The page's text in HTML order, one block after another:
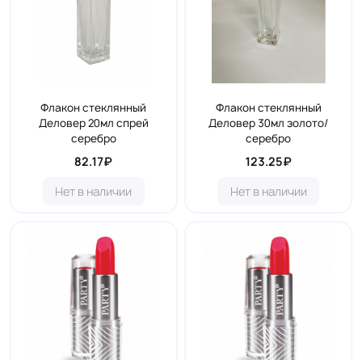
Флакон стеклянный
Деловер 20мл спрей
серебро
82.17₽
Нет в наличии
Флакон стеклянный
Деловер 30мл золото/
серебро
123.25₽
Нет в наличии